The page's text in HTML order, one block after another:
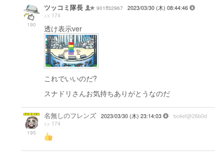
190
ツッコミ隊長 901ff32967 2023/03/30 (木) 08:44:46
>> 174
透け表示ver
これでいいのだ?
スナドリさんお気持ちありがとうなのだ
195
名無しのフレンズ 2023/03/30 (木) 23:14:03 bc4ef@26b0d
>> 174